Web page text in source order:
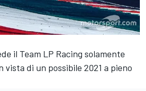
il Team LP Racing solamente
vista di un possibile 2021 a pieno